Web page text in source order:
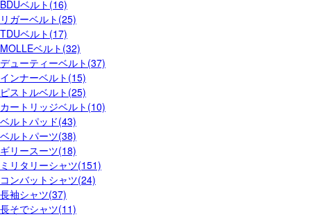
BDUベルト(16)
リガーベルト(25)
TDUベルト(17)
MOLLEベルト(32)
デューティーベルト(37)
インナーベルト(15)
ピストルベルト(25)
カートリッジベルト(10)
ベルトパッド(43)
ベルトパーツ(38)
ギリースーツ(18)
ミリタリーシャツ(151)
コンバットシャツ(24)
長袖シャツ(37)
長そでシャツ(11)